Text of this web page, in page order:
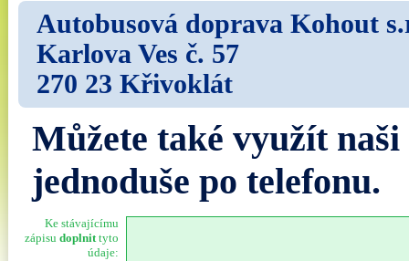
Autobusová doprava Kohout
Karlova Ves č. 57
270 23 Křivoklát
Můžete také využít
jednoduše po telefonu.
Ke stávajícímu
zápisu doplnittyto
údaje: